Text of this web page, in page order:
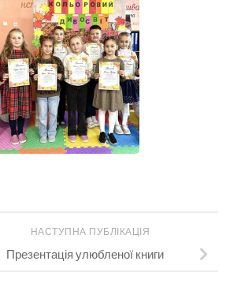
НАСТУПНА ПУБЛІКАЦІЯ
Презентація улюбленої книги